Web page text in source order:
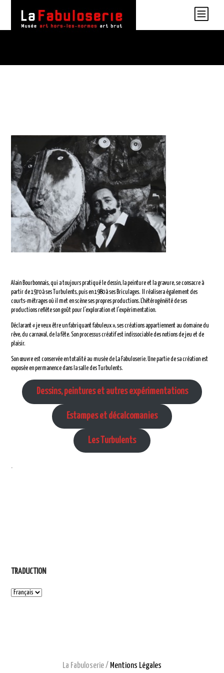
Alain Bourbonnais, qui a toujours pratiqué le dessin, la peinture et la gravure, se consacre à
partir de 1970 à ses Turbulents, puis en 1980 à ses Briculages. Il réalisera également des
courts-métrages où il met en scène ses propres productions. L’hétérogénéité de ses
productions reflète son goût pour l’exploration et l’expérimentation.
Déclarant « je veux être un fabriquant fabuleux », ses créations appartiennent au domaine du
rêve, du carnaval, de la fête. Son processus créatif est indissociable des notions de jeu et de
plaisir.
Son œuvre est conservée en totalité au musée de La Fabuloserie. Une partie de sa création est
exposée en permanence dans la salle des Turbulents.
Dessins, peintures et autres expérimentations
Estampes et décalcomanies
Les Turbulents
.
TRADUCTION
La Fabuloserie / Mentions Légales